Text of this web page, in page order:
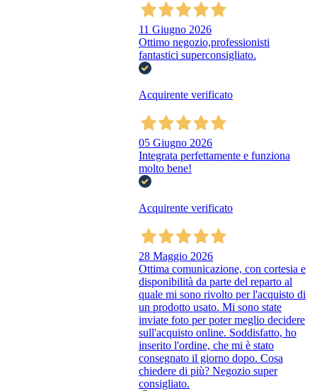
11 Giugno 2026
Ottimo negozio,professionisti
fantastici superconsigliato.
Acquirente verificato
05 Giugno 2026
Integrata perfettamente e funziona
molto bene!
Acquirente verificato
28 Maggio 2026
Ottima comunicazione, con cortesia e
disponibilità da parte del reparto al
quale mi sono rivolto per l'acquisto di
un prodotto usato. Mi sono state
inviate foto per poter meglio decidere
sull'acquisto online. Soddisfatto, ho
inserito l'ordine, che mi è stato
consegnato il giorno dopo. Cosa
chiedere di più? Negozio super
consigliato.